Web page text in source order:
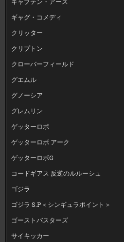
ギャグ・コメディ
クリッター
クリプトン
クローバーフィールド
グエムル
グノーシア
グレムリン
ゲッターロボ
ゲッターロボ アーク
ゲッターロボG
コードギアス 反逆のルルーシュ
ゴジラ
ゴジラ S.P＜シンギュラポイント＞
ゴーストバスターズ
サイキッカー